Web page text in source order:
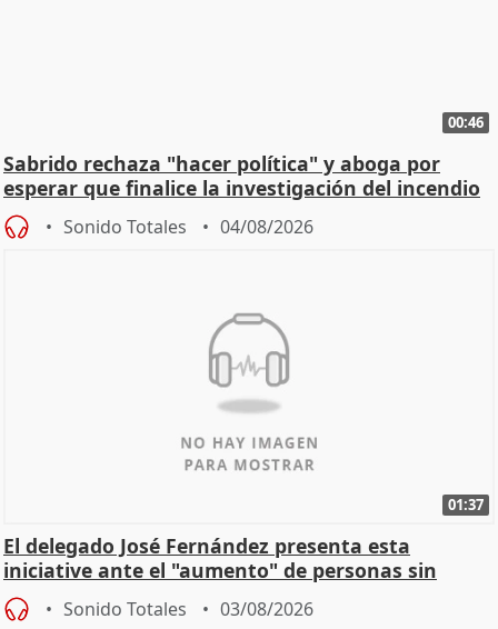
00:46
Sabrido rechaza "hacer política" y aboga por
esperar que finalice la investigación del incendio
Sonido Totales 04/08/2026
01:37
El delegado José Fernández presenta esta
iniciative ante el "aumento" de personas sin
hogar en Madri
Sonido Totales 03/08/2026